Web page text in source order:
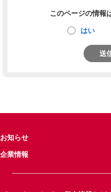
このページの情報
はい
送
お知らせ
企業情報